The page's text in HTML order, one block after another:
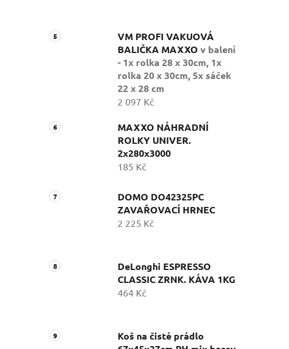
VM PROFI VAKUOVÁ
BALIČKA MAXXO v balení
- 1x rolka 28 x 30cm, 1x
rolka 20 x 30cm, 5x sáček
22 x 28 cm
2 097 Kč
MAXXO NÁHRADNÍ
ROLKY UNIVER.
2x280x3000
185 Kč
DOMO DO42325PC
ZAVAŘOVACÍ HRNEC
2 225 Kč
DeLonghi ESPRESSO
CLASSIC ZRNK. KÁVA 1KG
464 Kč
Koš na čisté prádlo